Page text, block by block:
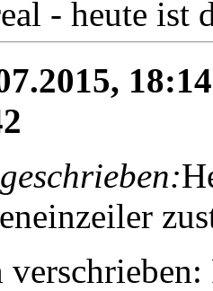
- heute ist
18:14